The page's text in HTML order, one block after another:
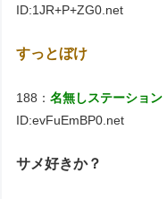
ID:1JR+P+ZG0.net
すっとぼけ
188：名無しステーション
ID:evFuEmBP0.net
サメ好きか？